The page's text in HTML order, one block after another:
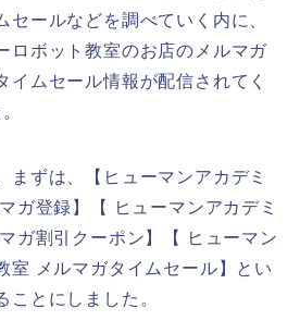
セールなどを調べていく内に、
ロボット教室のお店のメルマガ
イムセール情報が配信されてく
まずは、【ヒューマンアカデミ
ガ登録】【 ヒューマンアカデミ
ガ割引クーポン】【 ヒューマン
室 メルマガタイムセール】とい
ことにしました。